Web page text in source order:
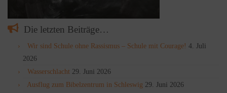
Die letzten Beiträge…
Wir sind Schule ohne Rassismus – Schule mit Courage! 4. Juli
2026
Wasserschlacht 29. Juni 2026
Ausflug zum Bibelzentrum in Schleswig 29. Juni 2026